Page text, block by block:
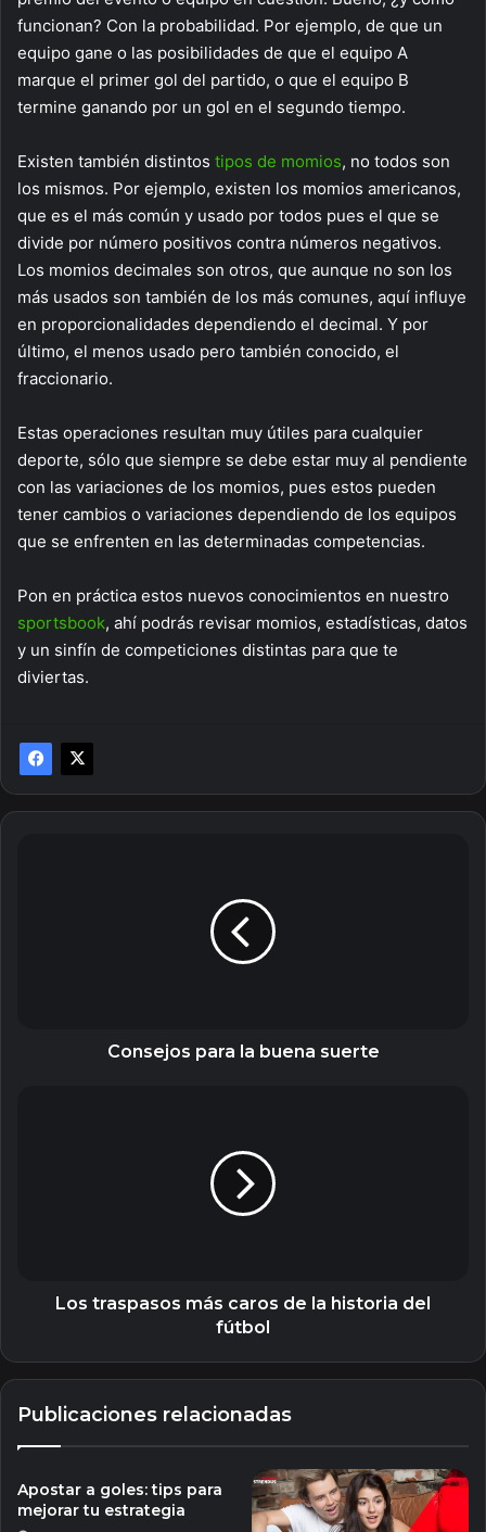
funcionan? Con la probabilidad. Por ejemplo, de que un
equipo gane o las posibilidades de que el equipo A
marque el primer gol del partido, o que el equipo B
termine ganando por un gol en el segundo tiempo.
Existen también distintos tipos de momios, no todos son
los mismos. Por ejemplo, existen los momios americanos,
que es el más común y usado por todos pues el que se
divide por número positivos contra números negativos.
Los momios decimales son otros, que aunque no son los
más usados son también de los más comunes, aquí influye
en proporcionalidades dependiendo el decimal. Y por
último, el menos usado pero también conocido, el
fraccionario.
Estas operaciones resultan muy útiles para cualquier
deporte, sólo que siempre se debe estar muy al pendiente
con las variaciones de los momios, pues estos pueden
tener cambios o variaciones dependiendo de los equipos
que se enfrenten en las determinadas competencias.
Pon en práctica estos nuevos conocimientos en nuestro
sportsbook, ahí podrás revisar momios, estadísticas, datos
y un sinfín de competiciones distintas para que te
diviertas.
Consejos para la buena suerte
Los traspasos más caros de la historia del
fútbol
Publicaciones relacionadas
Apostar a goles: tips para
mejorar tu estrategia